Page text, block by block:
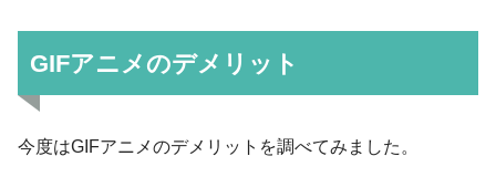
GIFアニメのデメリット
今度はGIFアニメのデメリットを調べてみました。